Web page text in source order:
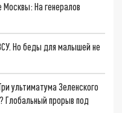
На генералов
Но беды для малышей не
ультиматума Зеленского
Глобальный прорыв под